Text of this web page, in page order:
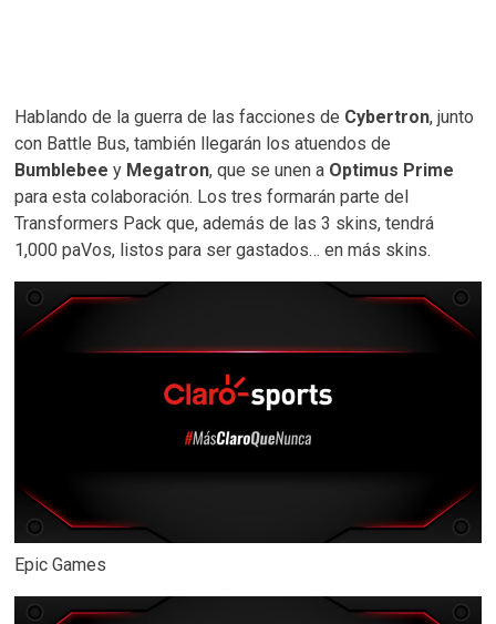
Hablando de la guerra de las facciones de Cybertron, junto
con Battle Bus, también llegarán los atuendos de
Bumblebeey Megatron, que se unen a Optimus Prime
para esta colaboración. Los tres formarán parte del
Transformers Pack que, además de las 3 skins, tendrá
1,000 paVos, listos para ser gastados… en más skins.
Epic Games